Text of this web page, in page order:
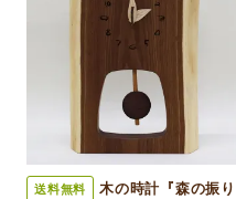
送料無料
木の時計『森の振り